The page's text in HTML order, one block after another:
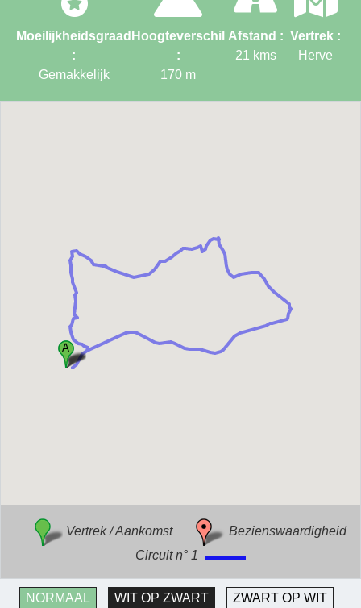
Vertrek / Aankomst
Bezienswaardigheid
Circuit n° 1
Moeilijkheidsgraad
:
Gemakkelijk
Hoogteverschil
:
170 m
Afstand :
21
kms
Vertrek :
Herve
NORMAAL WIT OP ZWART ZWART OP WIT